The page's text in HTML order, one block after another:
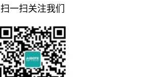
扫一扫关注我们